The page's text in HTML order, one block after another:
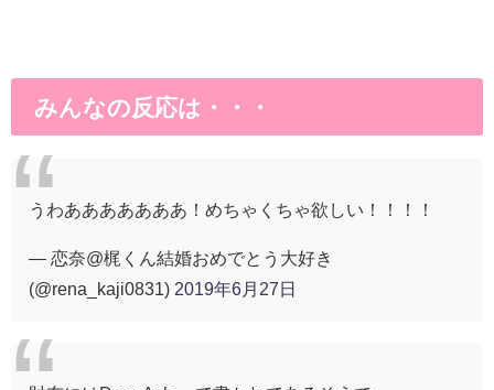
みんなの反応は・・・
うわあああああああ！めちゃくちゃ欲しい！！！！
— 恋奈@梶くん結婚おめでとう大好き
(@rena_kaji0831) 2019年6月27日